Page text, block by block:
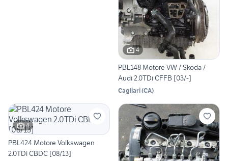
4
PBL148 Motore VW / Skoda /
Audi 2.0TDi CFFB [03/-]
Cagliari(CA)
4
PBL424 Motore Volkswagen
2.0TDi CBDC [08/13]